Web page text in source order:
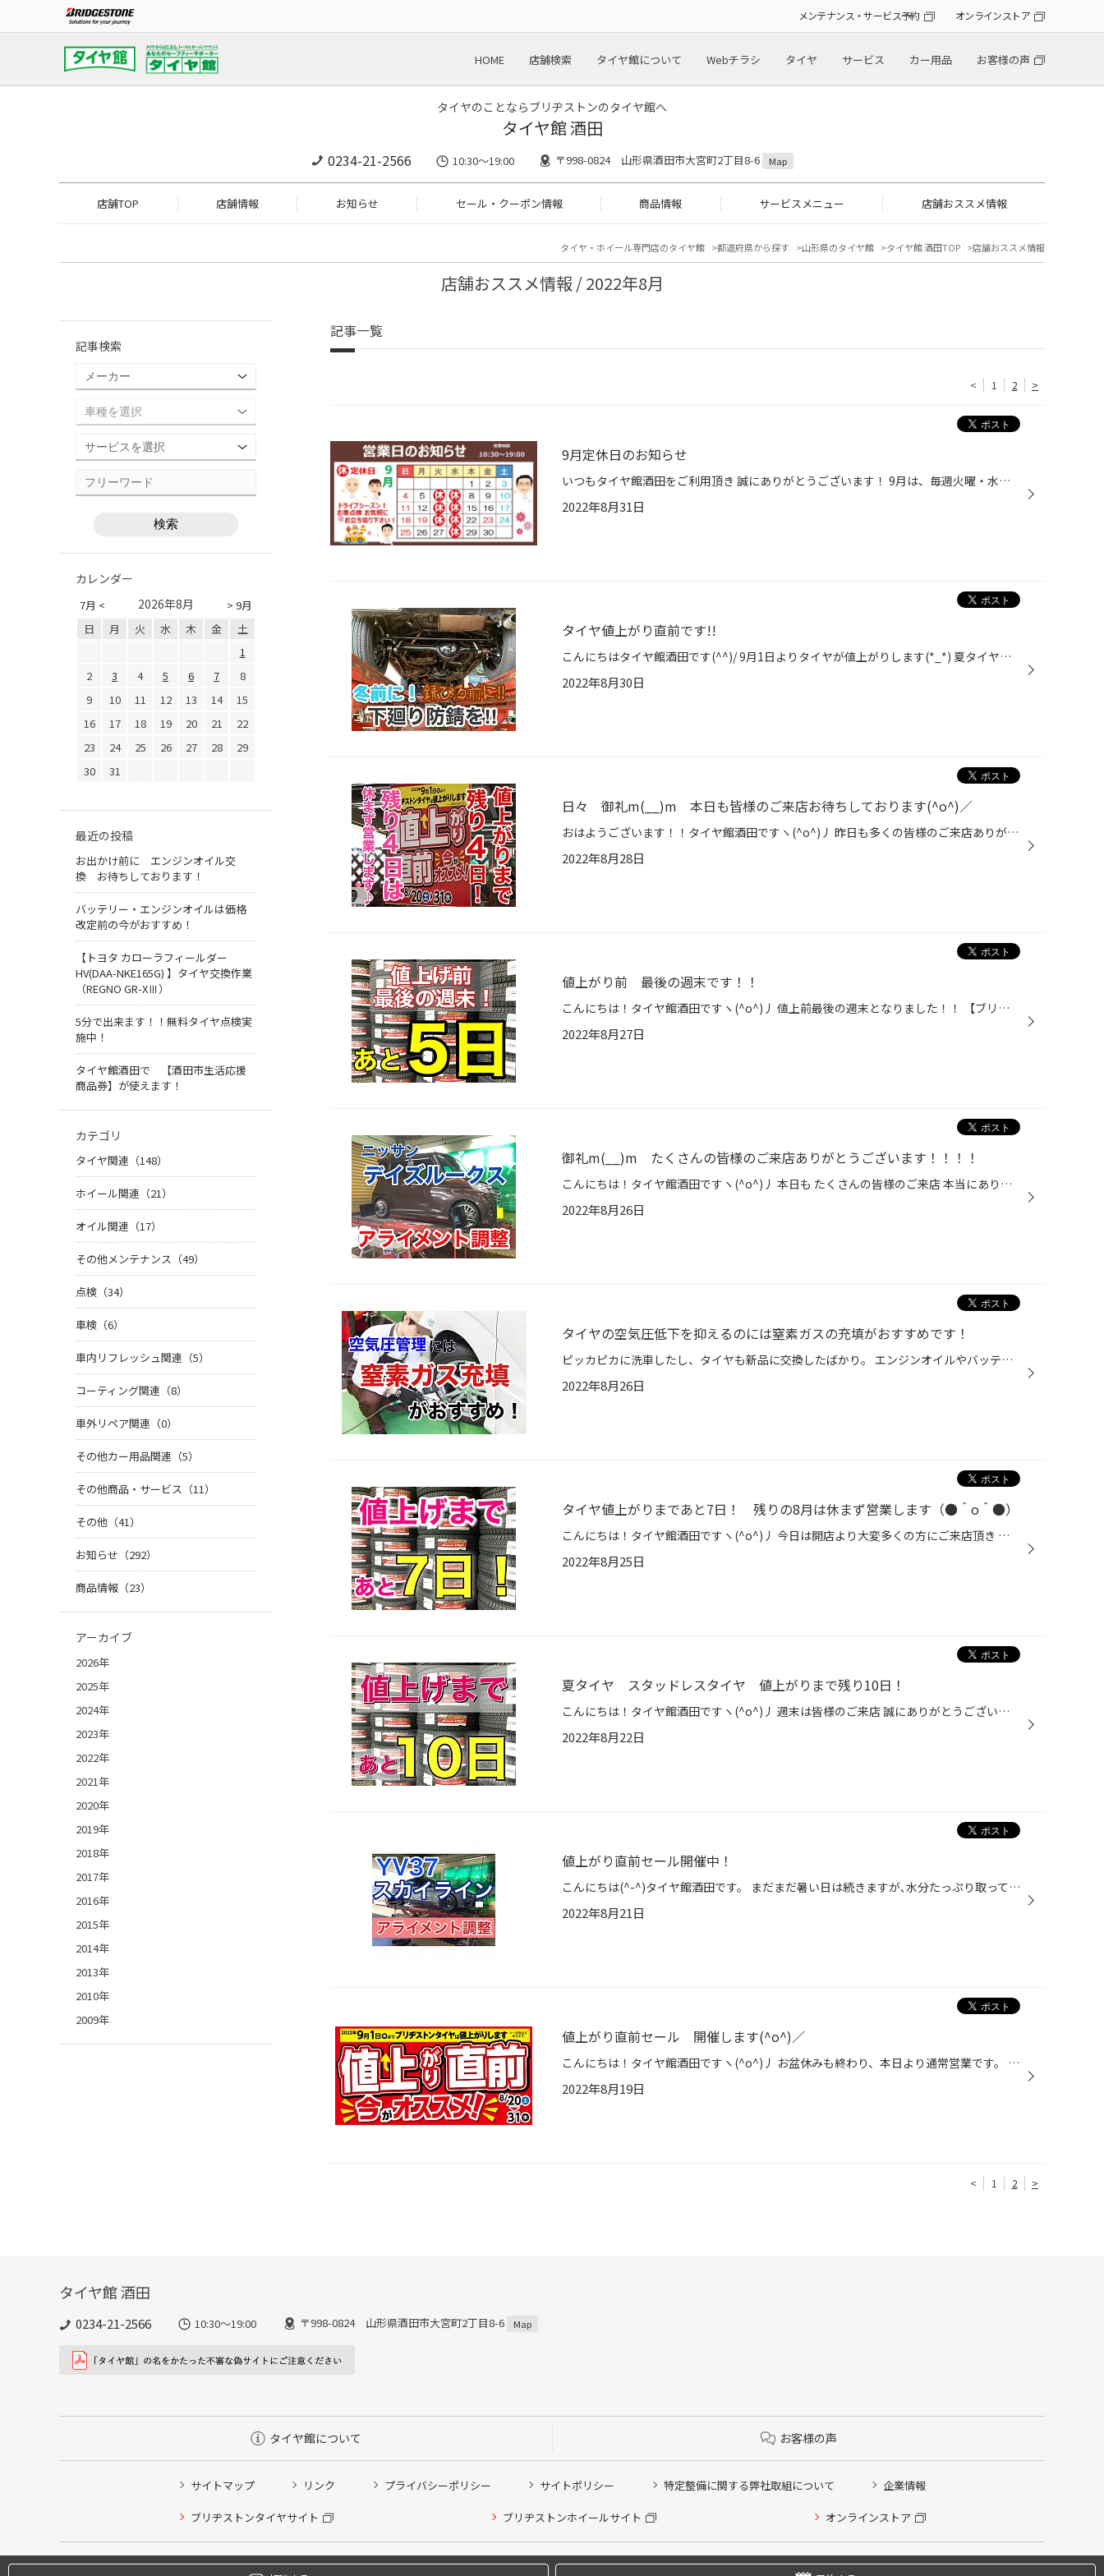
メンテナンス・サービス予約 オンラインストア
HOME 店舗検索 タイヤ館について Webチラシ タイヤ サービス カー用品 お客様の声
タイヤのことならブリヂストンのタイヤ館へ
タイヤ館 酒田
0234-21-2566 10:30～19:00 〒998-0824 山形県酒田市大宮町2丁目8-6 Map
店舗TOP 店舗情報 お知らせ セール・クーポン情報 商品情報 サービスメニュー 店舗おススメ情報
タイヤ・ホイール専門店のタイヤ館 都道府県から探す 山形県のタイヤ館 タイヤ館 酒田TOP 店舗おススメ情報
店舗おススメ情報 / 2022年8月
記事一覧
< 1 2 >
9月定休日のお知らせ
いつもタイヤ館酒田をご利用頂き 誠にありがとうございます！ 9月は、毎週火曜・水曜の定休日で 最後の週だけ水曜日のみの定休日となります。 ※是非カレンダーでご確認お願い致します 皆様のご来店お待ちしております(*^^)v
2022年8月31日
タイヤ値上がり直前です!!
こんにちはタイヤ館酒田です(^^)/ 9月1日よりタイヤが値上がりします(*_*) 夏タイヤもスタッドレスも、交換をご検討中の方や、 クルマを新しく交換してスタッドレスがない!!と言った方も 是非当店にご相談ください(^^)/ 冬の準備と言えばタイヤの他にも融雪剤対策もおススメです!! 特に酒田では凍結...
2022年8月30日
日々 御礼m(__)m 本日も皆様のご来店お待ちしております(^o^)／
おはようございます！！タイヤ館酒田ですヽ(^o^)丿 昨日も多くの皆様のご来店ありがとうございましたm(__)m 今日は値上がり前最後の日曜日です。 夏タイヤもスタッドレスタイヤも交換をご検討中の方 おクルマがかわって 今冬のスタッドレスタイヤを準備しないとなぁ～という方 是非当店へご相談下さ...
2022年8月28日
値上がり前 最後の週末です！！
こんにちは！タイヤ館酒田ですヽ(^o^)丿 値上前最後の週末となりました！！ 【ブリザックVRX2】【ブリザックVRX3】などなど値上がり前の今がお買得です。 今年も使えるか分からないお客様は、タイヤを1本積んできていただけると 点検いたしますのでお気軽にご来店くださいね(*^_^*) また夏タイヤが...
2022年8月27日
御礼m(__)m たくさんの皆様のご来店ありがとうございます！！！！
こんにちは！タイヤ館酒田ですヽ(^o^)丿 本日も たくさんの皆様のご来店 本当にありがとうございます！！！！！！ 昨日、大量のアルミホイールが入荷し せっせと運んで筋肉痛になるかも・・と懸念したとおり しっかり筋肉痛です(;''∀'') 腕と足にキマシタ。 でも元気いっぱい頑張っています(*^^)v ...
2022年8月26日
タイヤの空気圧低下を抑えるのには窒素ガスの充填がおすすめです！
ピッカピカに洗車したし、タイヤも新品に交換したばかり。 エンジンオイルやバッテリーも定期的に交換しているので問題ナシ！さあどこへお出かけしようか？なんて計画を立てるのは楽しいですよね。 でも、お出かけ前にしていただきたい大事なことがあります。 それは、タイヤの空気圧のチェックです...
2022年8月26日
タイヤ値上がりまであと7日！ 残りの8月は休まず営業します（●＾o＾●）
こんにちは！タイヤ館酒田ですヽ(^o^)丿 今日は開店より大変多くの方にご来店頂き ありがとうございました！！！！！！ 特に午前中に集中した為、お待たせしてしまい申し訳ありませんでしたm(__)m 今日は【値上がり前】の夏タイヤ交換やスタッドレスタイヤのご注文が多かったです(*‘∀‘) タイヤ館酒...
2022年8月25日
夏タイヤ スタッドレスタイヤ 値上がりまで残り10日！
こんにちは！タイヤ館酒田ですヽ(^o^)丿 週末は皆様のご来店 誠にありがとうございました！！！ 9/1～の値上がり前という事で、夏タイヤやスタッドレスタイヤの ご相談やご注文が多かったです(*‘∀‘) そしていよいよ値上がりまで 残り10日となりました。 現在使用されている夏タイヤの交換が必要な方...
2022年8月22日
値上がり直前セール開催中！
こんにちは(^-^)タイヤ館酒田です。 まだまだ暑い日は続きますが､水分たっぷり取って熱中症対策して 頑張りま〜す٩( 'ω' )و 本日も朝からたくさんのご来店ありがとうございます。 本日の作業は､YV37スカイラインアライメント調整 以前車高調を取り付けさせて頂きアライメント調整したのですが タイ...
2022年8月21日
値上がり直前セール 開催します(^o^)／
こんにちは！タイヤ館酒田ですヽ(^o^)丿 お盆休みも終わり、本日より通常営業です。 さて値上がりまであと2週間程となりました。 今年スタッドレスを購入予定のお客様や、夏タイヤのミゾが少なくなっているお客様！ 買い換えるなら今がチャンス！ 値上がり前に準備しておきませんか？ 明日 8/20（土...
2022年8月19日
< 1 2 >
記事検索
カレンダー
7月 < > 9月
2026年8月
日 月 火 水 木 金
土
1
2
3 4 5 6 7
8
9
10 11 12 13 14
15
16
17 18 19 20 21
22
23
24 25 26 27 28
29
30
31
最近の投稿
お出かけ前に エンジンオイル交
換 お待ちしております！
バッテリー・エンジンオイルは価格
改定前の今がおすすめ！
【トヨタ カローラフィールダー
HV(DAA-NKE165G) 】タイヤ交換作業
（REGNO GR-XⅢ）
5分で出来ます！！無料タイヤ点検実
施中！
タイヤ館酒田で 【酒田市生活応援
商品券】が使えます！
カテゴリ
タイヤ関連（148）
ホイール関連（21）
オイル関連（17）
その他メンテナンス（49）
点検（34）
車検（6）
車内リフレッシュ関連（5）
コーティング関連（8）
車外リペア関連（0）
その他カー用品関連（5）
その他商品・サービス（11）
その他（41）
お知らせ（292）
商品情報（23）
アーカイブ
2026年
2025年
2024年
2023年
2022年
2021年
2020年
2019年
2018年
2017年
2016年
2015年
2014年
2013年
2010年
2009年
タイヤ館 酒田
0234-21-2566 10:30～19:00 〒998-0824 山形県酒田市大宮町2丁目8-6 Map
タイヤ館について お客様の声
サイトマップ リンク プライバシーポリシー サイトポリシー 特定整備に関する弊社取組について 企業情報
ブリヂストンタイヤサイト ブリヂストンホイールサイト オンラインストア
タイヤ点検・安全点検/タイヤ履き替え/オイル交換/その他ピット作業の予約
クローク契約会員専用タイヤ履き替え※タイヤ履き替えを希望のクローク契約会員の方はこちらを選択ください
本日のタイヤ履き替え順番待ち予約 ※クローク契約会員の方はご利用いただけません